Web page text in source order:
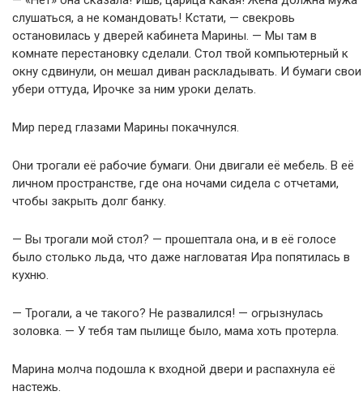
слушаться, а не командовать! Кстати, — свекровь
остановилась у дверей кабинета Марины. — Мы там в
комнате перестановку сделали. Стол твой компьютерный к
окну сдвинули, он мешал диван раскладывать. И бумаги свои
убери оттуда, Ирочке за ним уроки делать.
Мир перед глазами Марины покачнулся.
Они трогали её рабочие бумаги. Они двигали её мебель. В её
личном пространстве, где она ночами сидела с отчетами,
чтобы закрыть долг банку.
— Вы трогали мой стол? — прошептала она, и в её голосе
было столько льда, что даже нагловатая Ира попятилась в
кухню.
— Трогали, а че такого? Не развалился! — огрызнулась
золовка. — У тебя там пылище было, мама хоть протерла.
Марина молча подошла к входной двери и распахнула её
настежь.